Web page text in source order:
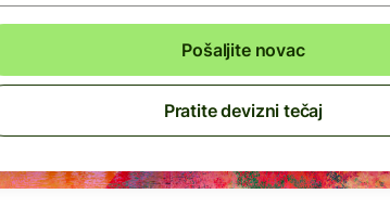
Pošaljite novac
Pratite devizni tečaj